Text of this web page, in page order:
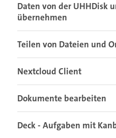
Daten von der UHHDisk
übernehmen
Teilen von Dateien und
Nextcloud Client
Dokumente bearbeiten
Deck - Aufgaben mit